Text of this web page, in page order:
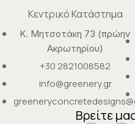
Κεντρικό Κατάστημα
Κ. Μητσοτάκη 73 (πρώην
Ακρωτηρίου)
+30 2821008582
info@greenery.gr
Βρείτε